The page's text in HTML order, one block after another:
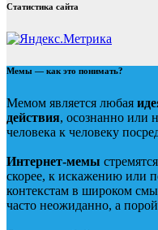
Статистика сайта
Мемы — как это понимать?
Мемом является любая
действия, осознанно или
человека к человеку
Интернет-мемы
скорее, к искажению или
контекстам в широком
часто неожиданно, а